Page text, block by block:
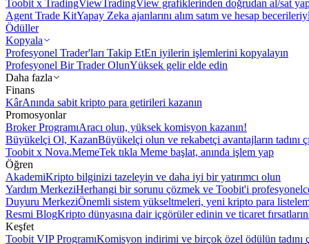
Toobit x TradingViewTradingView grafiklerinden doğrudan al/sat
Agent Trade KitYapay Zeka ajanlarını alım satım ve hesap
Ödüller
Kopyala
Profesyonel Trader'ları Takip EtEn iyilerin işlemlerini kopyalayın
Profesyonel Bir Trader OlunYüksek gelir elde edin
Daha fazla
Finans
KârAnında sabit kripto para getirileri kazanın
Promosyonlar
Broker ProgramıAracı olun, yüksek komisyon kazanın!
Büyükelçi Ol, KazanBüyükelçi olun ve rekabetçi avantajların tadını
Toobit x Nova.MemeTek tıkla Meme başlat, anında işlem yap
Öğren
AkademiKripto bilginizi tazeleyin ve daha iyi bir yatırımcı olun
Yardım MerkeziHerhangi bir sorunu çözmek ve Toobit'i
Duyuru MerkeziÖnemli sistem yükseltmeleri, yeni kripto para
Resmi BlogKripto dünyasına dair içgörüler edinin ve ticaret
Keşfet
Toobit VIP ProgramıKomisyon indirimi ve birçok özel ödülün tadını